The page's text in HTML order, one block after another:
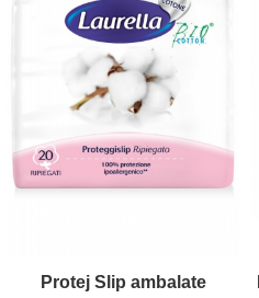
Protej Slip ambalate